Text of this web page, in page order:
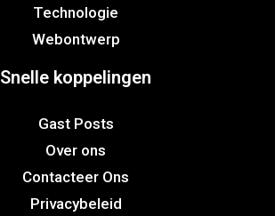
Technologie
Webontwerp
Snelle koppelingen
Gast Posts
Over ons
Contacteer Ons
Privacybeleid